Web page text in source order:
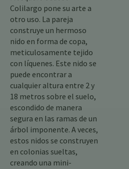
Colilargo pone su arte a
otro uso. La pareja
construye un hermoso
nido en forma de copa,
meticulosamente tejido
con líquenes. Este nido se
puede encontrar a
cualquier altura entre 2 y
18 metros sobre el suelo,
escondido de manera
segura en las ramas de un
árbol imponente. A veces,
estos nidos se construyen
en colonias sueltas,
creando una mini-